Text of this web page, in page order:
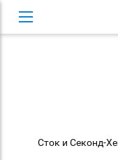
Сток и Секонд-